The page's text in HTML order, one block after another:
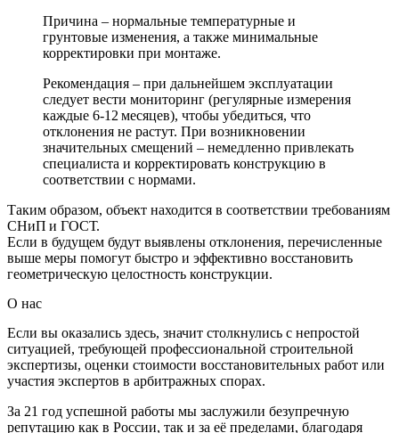
Причина – нормальные температурные и
грунтовые изменения, а также минимальные
корректировки при монтаже.
Рекомендация – при дальнейшем эксплуатации
следует вести мониторинг (регулярные измерения
каждые 6‑12 месяцев), чтобы убедиться, что
отклонения не растут. При возникновении
значительных смещений – немедленно привлекать
специалиста и корректировать конструкцию в
соответствии с нормами.
Таким образом, объект находится в соответствии требованиям
СНиП и ГОСТ.
Если в будущем будут выявлены отклонения, перечисленные
выше меры помогут быстро и эффективно восстановить
геометрическую целостность конструкции.
О нас
Если вы оказались здесь, значит столкнулись с непростой
ситуацией, требующей профессиональной строительной
экспертизы, оценки стоимости восстановительных работ или
участия экспертов в арбитражных спорах.
За 21 год успешной работы мы заслужили безупречную
репутацию как в России, так и за её пределами, благодаря